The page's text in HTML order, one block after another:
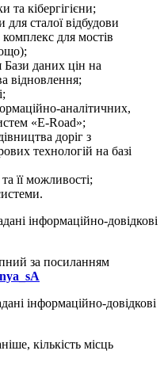
та кібергігієни;
сталої відбудови
для мостів
Бази даних цін на
відновлення;
аналітичних,
«E-Rоаd»;
доріг з
технологій на базі
її можливості;
інформаційно-довідкові
за посиланням
інформаційно-довідкові
кількість місць